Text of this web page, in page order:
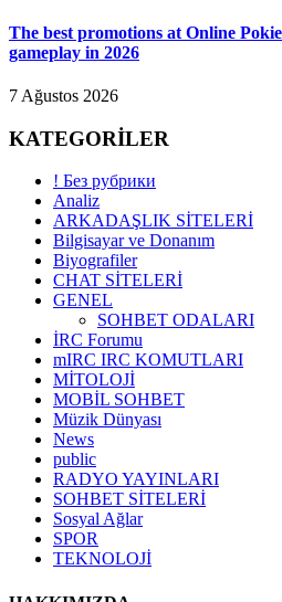
The best promotions at Online
gameplay in 2026
7 Ağustos 2026
KATEGORİLER
! Без рубрики
Analiz
ARKADAŞLIK SİTELERİ
Bilgisayar ve Donanım
Biyografiler
CHAT SİTELERİ
GENEL
SOHBET ODALARI
İRC Forumu
mIRC IRC KOMUTLARI
MİTOLOJİ
MOBİL SOHBET
Müzik Dünyası
News
public
RADYO YAYINLARI
SOHBET SİTELERİ
Sosyal Ağlar
SPOR
TEKNOLOJİ